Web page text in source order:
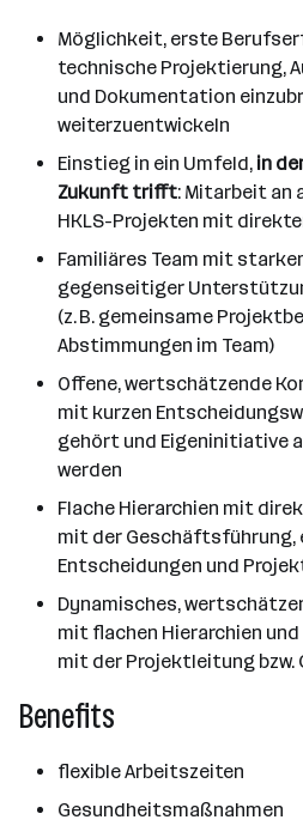
Möglichkeit, erste
technische Projektierung,
und Dokumentation
weiterzuentwickeln
Einstieg in ein Umfeld, in
Zukunft trifft: Mitarbeit an
HKLS-Projekten mit
Familiäres Team mit
gegenseitiger
(z. B. gemeinsame
Abstimmungen im Team)
Offene, wertschätzende
mit kurzen
gehört und Eigeninitiative
werden
Flache Hierarchien mit
mit der Geschäftsführung,
Entscheidungen und
Dynamisches,
mit flachen Hierarchien
mit der Projektleitung
Benefits
flexible Arbeitszeiten
Gesundheitsmaßnahmen